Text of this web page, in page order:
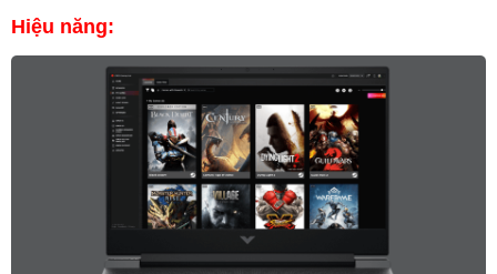
Hiệu năng: